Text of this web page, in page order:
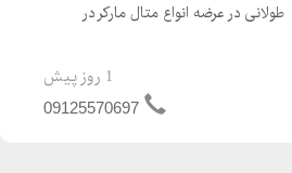
طولانی در عرضه انواع متال مارکر در
انواع فلزات ، شیشه و چرم مقاوم در برابر
حرارت گچ خط کشی صنعتی مناسب خط
1 روز پیش
09125570697